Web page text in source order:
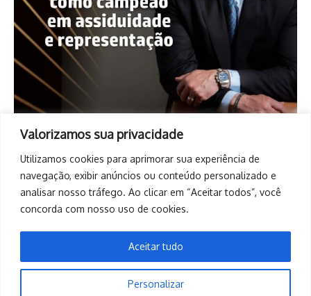
Valorizamos sua privacidade
Utilizamos cookies para aprimorar sua experiência de
navegação, exibir anúncios ou conteúdo personalizado e
analisar nosso tráfego. Ao clicar em “Aceitar todos”, você
concorda com nosso uso de cookies.
Personalizar
Aceitar tudo